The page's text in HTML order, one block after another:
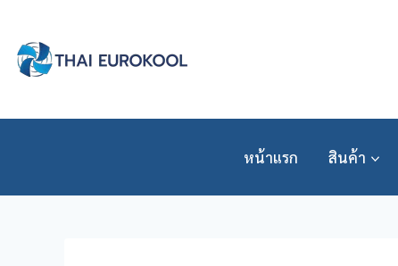
content
หน้าแรก สินค้า